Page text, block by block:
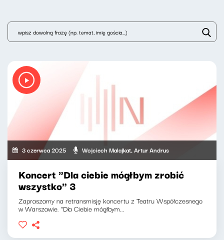
3 czerwca 2025 Wojciech Malajkat, Artur Andrus
Koncert "Dla ciebie mógłbym zrobić
wszystko" 3
Zapraszamy na retransmisję koncertu z Teatru Współczesnego
w Warszawie. "Dla Ciebie mógłbym...